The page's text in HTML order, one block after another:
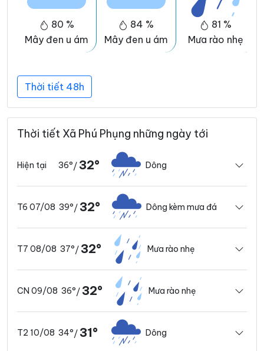
80 %
Mây đen u ám
84 %
Mây đen u ám
81 %
Mưa rào nhẹ
Thời tiết 48h
Thời tiết Xã Phú Phụng những ngày tới
Hiện tại 36°/ 32° Dông
T6 07/08 39°/ 32° Dông kèm mưa đá
T7 08/08 37°/ 32° Mưa rào nhẹ
CN 09/08 36°/ 32° Mưa rào nhẹ
T2 10/08 34°/ 31° Dông